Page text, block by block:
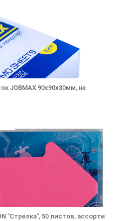
JOBMAX 90х90х30мм, не
"Стрелка", 50 листов, ассорти